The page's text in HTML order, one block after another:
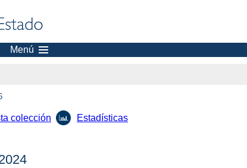
Menú
colección Estadísticas